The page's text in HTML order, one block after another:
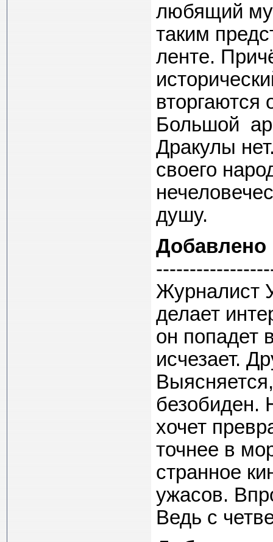
любящий
таким
ленте.
вторгаются
Большой
Дракулы
своего
душу.
Добавлено
Журналист
делает
он попадет
исчезает.
безобиден.
хочет
точнее в
странное
ужасов.
Ведь с